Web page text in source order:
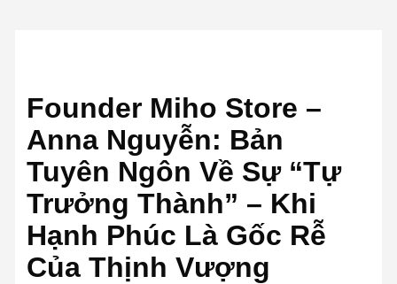
Founder Miho Store –
Anna Nguyễn: Bản
Tuyên Ngôn Về Sự “Tự
Trưởng Thành” – Khi
Hạnh Phúc Là Gốc Rễ
Của Thịnh Vượng